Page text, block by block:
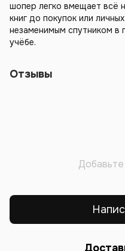
шопер легко вмещает всё
книг до покупок или
незаменимым спутником в
учёбе.
Отзывы